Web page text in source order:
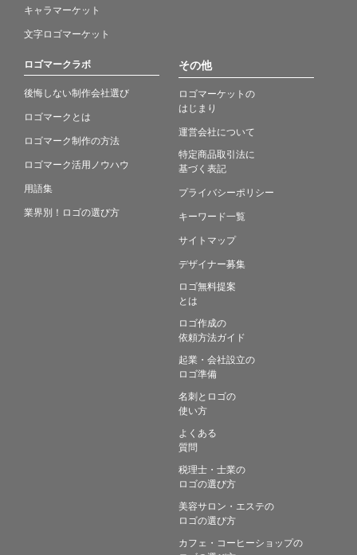
キャラマーケット
文字ロゴマーケット
ロゴマークラボ
後悔しない制作会社選び
ロゴマークとは
ロゴマーク制作の方法
ロゴマーク活用ノウハウ
用語集
業界別！ロゴの選び方
その他
ロゴマーケットの
はじまり
運営会社について
特定商品取引法に
基づく表記
プライバシーポリシー
キーワード一覧
サイトマップ
デザイナー募集
ロゴ無料提案
とは
ロゴ作成の
依頼方法ガイド
起業・会社設立の
ロゴ準備
名刺とロゴの
使い方
よくある
質問
税理士・士業の
ロゴの選び方
美容サロン・エステの
ロゴの選び方
カフェ・コーヒーショップの